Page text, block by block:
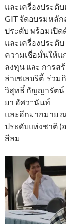
และเครื่องประดั
GIT จัดอบรมหลั
ประดับ พร้อมเปิ
และเครื่องประดับ
ความเชื่อมั่นให้แ
ลงทุน และ การส
ล่าเซเลบริตี้ ร่วม
วิสุทธิ์ กัญญารัตน์
ยา อัศวานันท์
และอีกมากมาย
ประดับแห่งชาติ (
สีลม